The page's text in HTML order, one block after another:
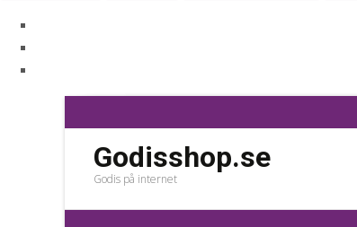
Godisshop.se
Godis på internet